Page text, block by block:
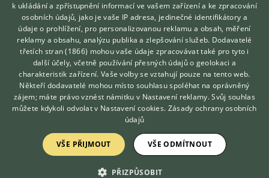
Hledáte zvířecího kamaráda?
Zdarma vám poradí
VETERINÁŘ ONLINE
KONZULTOVAT S
VETERINÁŘEM
k ukládání a zpřístupnění informací ve vašem zařízení a ke zpracování
osobních údajů, jako je vaše IP adresa, jedinečné identifikátory a
údaje o prohlížení, pro personalizovanou reklamu a obsah, měření
reklamy a obsahu, analýzu publika a zlepšování služeb. Dodavatelé
třetích stran (1866) mohou vaše údaje zpracovávat také pro tyto i
další účely, včetně používání přesných údajů o geolokaci a
charakteristik zařízení. Vaše volby se vztahují pouze na tento web.
Někteří dodavatelé mohou místo souhlasu spoléhat na oprávněný
zájem; máte právo vznést námitku v Nastavení reklamy. Svůj souhlas
můžete kdykoli odvolat v Nastavení cookies. Zásady ochrany osobních
údajů
VŠE PŘIJMOUT VŠE ODMÍTNOUT
PŘIZPŮSOBIT